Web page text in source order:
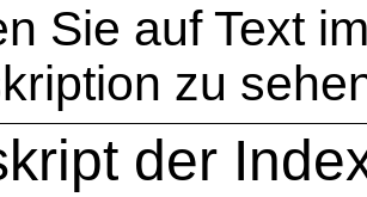
Sie auf Text
zu
der